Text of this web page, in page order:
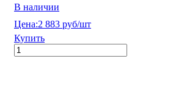
В наличии
Цена:2 883 руб/шт
Купить